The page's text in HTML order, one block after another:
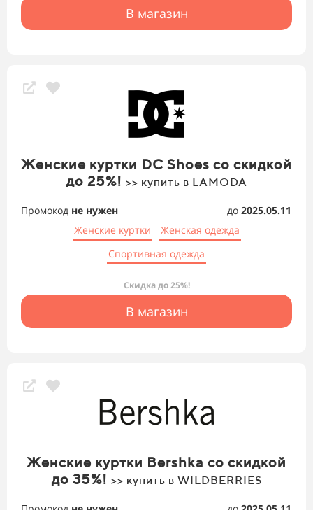
В магазин
Женские куртки DC Shoes со скидкой
до 25%! >> купить в LAMODA
Промокод не нужен до 2025.05.11
Женские куртки
Женская одежда
Спортивная одежда
Скидка до 25%!
В магазин
Женские куртки Bershka со скидкой
до 35%! >> купить в WILDBERRIES